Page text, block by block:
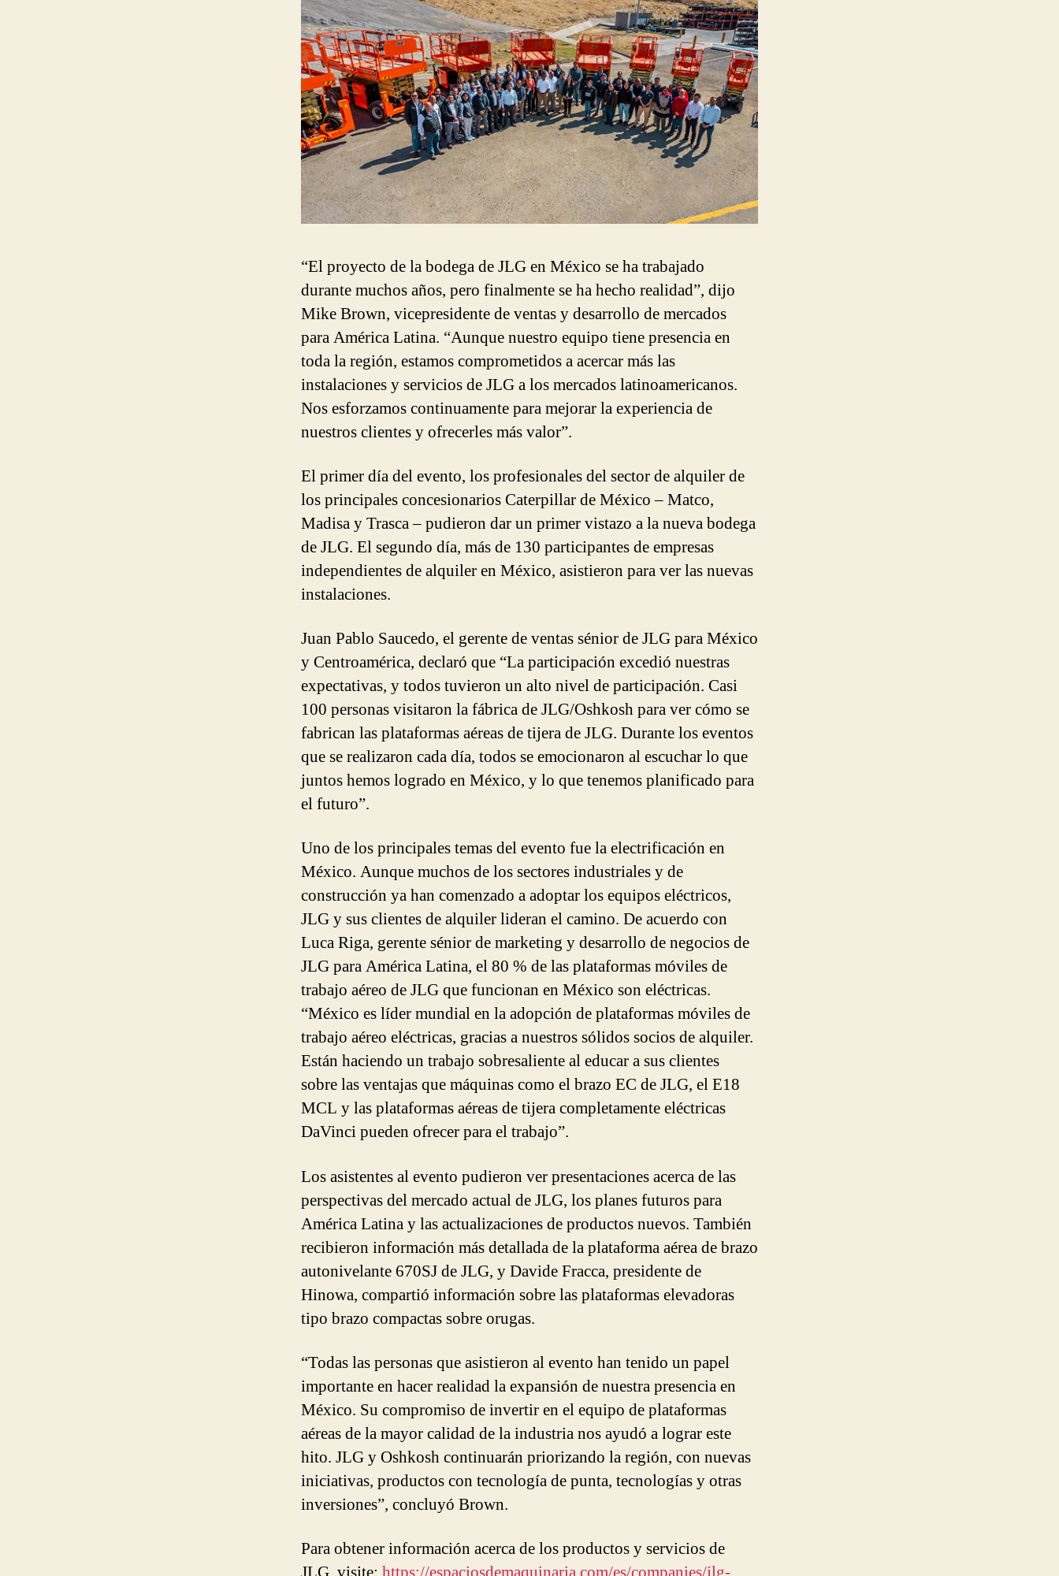
“El proyecto de la bodega de JLG en México se ha trabajado
durante muchos años, pero finalmente se ha hecho realidad”, dijo
Mike Brown, vicepresidente de ventas y desarrollo de mercados
para América Latina. “Aunque nuestro equipo tiene presencia en
toda la región, estamos comprometidos a acercar más las
instalaciones y servicios de JLG a los mercados latinoamericanos.
Nos esforzamos continuamente para mejorar la experiencia de
nuestros clientes y ofrecerles más valor”.
El primer día del evento, los profesionales del sector de alquiler de
los principales concesionarios Caterpillar de México – Matco,
Madisa y Trasca – pudieron dar un primer vistazo a la nueva bodega
de JLG. El segundo día, más de 130 participantes de empresas
independientes de alquiler en México, asistieron para ver las nuevas
instalaciones.
Juan Pablo Saucedo, el gerente de ventas sénior de JLG para México
y Centroamérica, declaró que “La participación excedió nuestras
expectativas, y todos tuvieron un alto nivel de participación. Casi
100 personas visitaron la fábrica de JLG/Oshkosh para ver cómo se
fabrican las plataformas aéreas de tijera de JLG. Durante los eventos
que se realizaron cada día, todos se emocionaron al escuchar lo que
juntos hemos logrado en México, y lo que tenemos planificado para
el futuro”.
Uno de los principales temas del evento fue la electrificación en
México. Aunque muchos de los sectores industriales y de
construcción ya han comenzado a adoptar los equipos eléctricos,
JLG y sus clientes de alquiler lideran el camino. De acuerdo con
Luca Riga, gerente sénior de marketing y desarrollo de negocios de
JLG para América Latina, el 80 % de las plataformas móviles de
trabajo aéreo de JLG que funcionan en México son eléctricas.
“México es líder mundial en la adopción de plataformas móviles de
trabajo aéreo eléctricas, gracias a nuestros sólidos socios de alquiler.
Están haciendo un trabajo sobresaliente al educar a sus clientes
sobre las ventajas que máquinas como el brazo EC de JLG, el E18
MCL y las plataformas aéreas de tijera completamente eléctricas
DaVinci pueden ofrecer para el trabajo”.
Los asistentes al evento pudieron ver presentaciones acerca de las
perspectivas del mercado actual de JLG, los planes futuros para
América Latina y las actualizaciones de productos nuevos. También
recibieron información más detallada de la plataforma aérea de brazo
autonivelante 670SJ de JLG, y Davide Fracca, presidente de
Hinowa, compartió información sobre las plataformas elevadoras
tipo brazo compactas sobre orugas.
“Todas las personas que asistieron al evento han tenido un papel
importante en hacer realidad la expansión de nuestra presencia en
México. Su compromiso de invertir en el equipo de plataformas
aéreas de la mayor calidad de la industria nos ayudó a lograr este
hito. JLG y Oshkosh continuarán priorizando la región, con nuevas
iniciativas, productos con tecnología de punta, tecnologías y otras
inversiones”, concluyó Brown.
Para obtener información acerca de los productos y servicios de